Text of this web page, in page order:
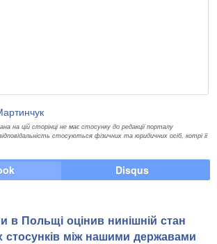
на цій сторінці не має стосунку до редакції порталу
стосуються фізичних та юридичних осіб, котрі її
Disqus
в Польщі оцінив нинішній стан
стосунків між нашими державами